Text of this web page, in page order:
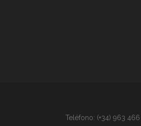
Teléfono: (+34) 963